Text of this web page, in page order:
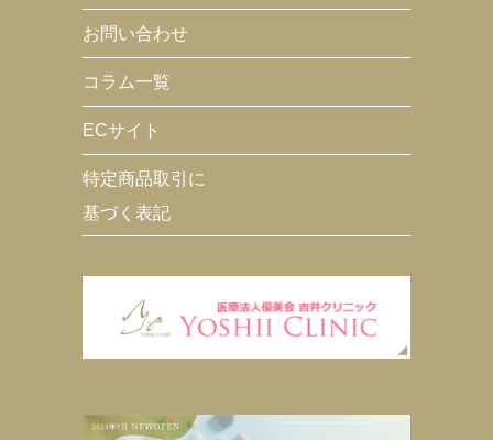
お問い合わせ
コラム一覧
ECサイト
特定商品取引に
基づく表記